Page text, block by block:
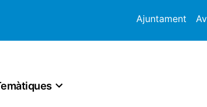
Ajuntament